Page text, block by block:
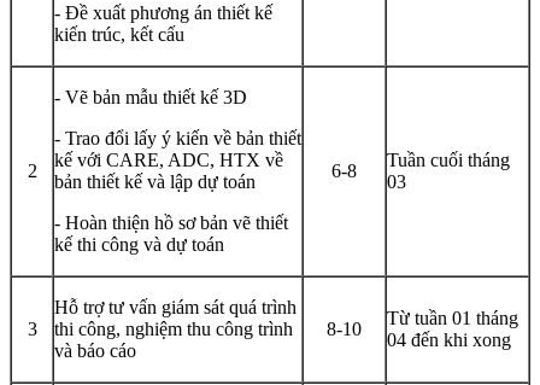
- Đề xuất phương án thiết kế
kiến trúc, kết cấu
2
- Vẽ bản mẫu thiết kế 3D
- Trao đổi lấy ý kiến về bản thiết
kế với CARE, ADC, HTX về
bản thiết kế và lập dự toán
- Hoàn thiện hồ sơ bản vẽ thiết
kế thi công và dự toán
6-8
Tuần cuối tháng
03
3
Hỗ trợ tư vấn giám sát quá trình
thi công, nghiệm thu công trình
và báo cáo
8-10
Từ tuần 01 tháng
04 đến khi xong